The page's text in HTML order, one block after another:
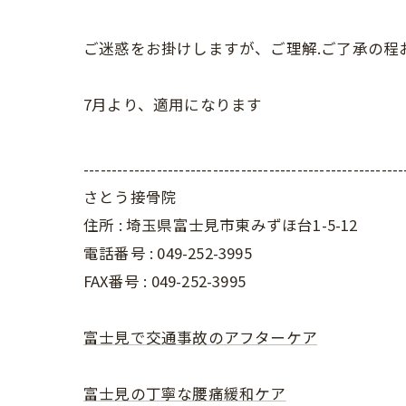
ご迷惑をお掛けしますが、ご理解.ご了承の程
7月より、適用になります
さとう接骨院
住所 : 埼玉県富士見市東みずほ台1-5-12
電話番号 : 049-252-3995
FAX番号 : 049-252-3995
富士見で交通事故のアフターケア
富士見の丁寧な腰痛緩和ケア